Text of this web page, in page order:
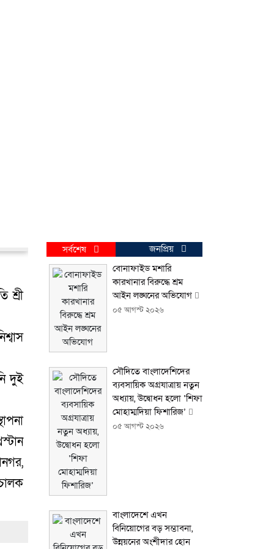
শ্রী
দুই
সর্বশেষ
জনপ্রিয়
বোনাফাইড মশারি
কারখানার বিরুদ্ধে শ্রম
আইন লঙ্ঘনের অভিযোগ
০৫ আগস্ট ২০২৬
সৌদিতে বাংলাদেশিদের
ব্যবসায়িক অগ্রযাত্রায় নতুন
অধ্যায়, উদ্বোধন হলো ‘শিফা
মোহাম্মদিয়া ফিশারিজ’
০৫ আগস্ট ২০২৬
বাংলাদেশে এখন
বিনিয়োগের বড় সম্ভাবনা,
উন্নয়নের অংশীদার হোন